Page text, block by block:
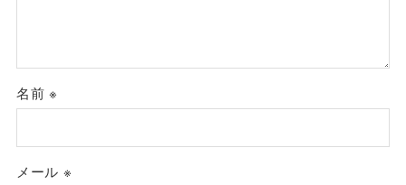
名前※
メール ※